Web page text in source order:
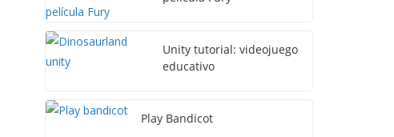
Unity tutorial: videojuego
educativo
Play Bandicot